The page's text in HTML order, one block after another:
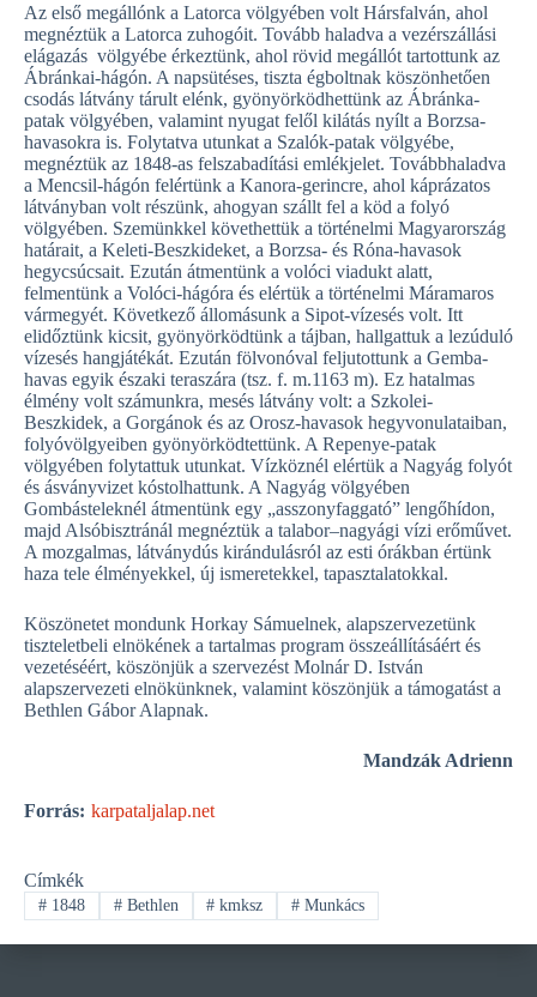
Az első megállónk a Latorca völgyében volt Hársfalván, ahol
megnéztük a Latorca zuhogóit. Tovább haladva a vezérszállási
elágazás völgyébe érkeztünk, ahol rövid megállót tartottunk az
Ábránkai-hágón. A napsütéses, tiszta égboltnak köszönhetően
csodás látvány tárult elénk, gyönyörködhettünk az Ábránka-
patak völgyében, valamint nyugat felől kilátás nyílt a Borzsa-
havasokra is. Folytatva utunkat a Szalók-patak völgyébe,
megnéztük az 1848-as felszabadítási emlékjelet. Továbbhaladva
a Mencsil-hágón felértünk a Kanora-gerincre, ahol káprázatos
látványban volt részünk, ahogyan szállt fel a köd a folyó
völgyében. Szemünkkel követhettük a történelmi Magyarország
határait, a Keleti-Beszkideket, a Borzsa- és Róna-havasok
hegycsúcsait. Ezután átmentünk a volóci viadukt alatt,
felmentünk a Volóci-hágóra és elértük a történelmi Máramaros
vármegyét. Következő állomásunk a Sipot-vízesés volt. Itt
elidőztünk kicsit, gyönyörködtünk a tájban, hallgattuk a lezúduló
vízesés hangjátékát. Ezután fölvonóval feljutottunk a Gemba-
havas egyik északi teraszára (tsz. f. m.1163 m). Ez hatalmas
élmény volt számunkra, mesés látvány volt: a Szkolei-
Beszkidek, a Gorgánok és az Orosz-havasok hegyvonulataiban,
folyóvölgyeiben gyönyörködtettünk. A Repenye-patak
völgyében folytattuk utunkat. Vízköznél elértük a Nagyág folyót
és ásványvizet kóstolhattunk. A Nagyág völgyében
Gombásteleknél átmentünk egy „asszonyfaggató” lengőhídon,
majd Alsóbisztránál megnéztük a talabor–nagyági vízi erőművet.
A mozgalmas, látványdús kirándulásról az esti órákban értünk
haza tele élményekkel, új ismeretekkel, tapasztalatokkal.
Köszönetet mondunk Horkay Sámuelnek, alapszervezetünk
tiszteletbeli elnökének a tartalmas program összeállításáért és
vezetéséért, köszönjük a szervezést Molnár D. István
alapszervezeti elnökünknek, valamint köszönjük a támogatást a
Bethlen Gábor Alapnak.
Mandzák Adrienn
Forrás: karpataljalap.net
Címkék
#1848 #Bethlen # kmksz # Munkács